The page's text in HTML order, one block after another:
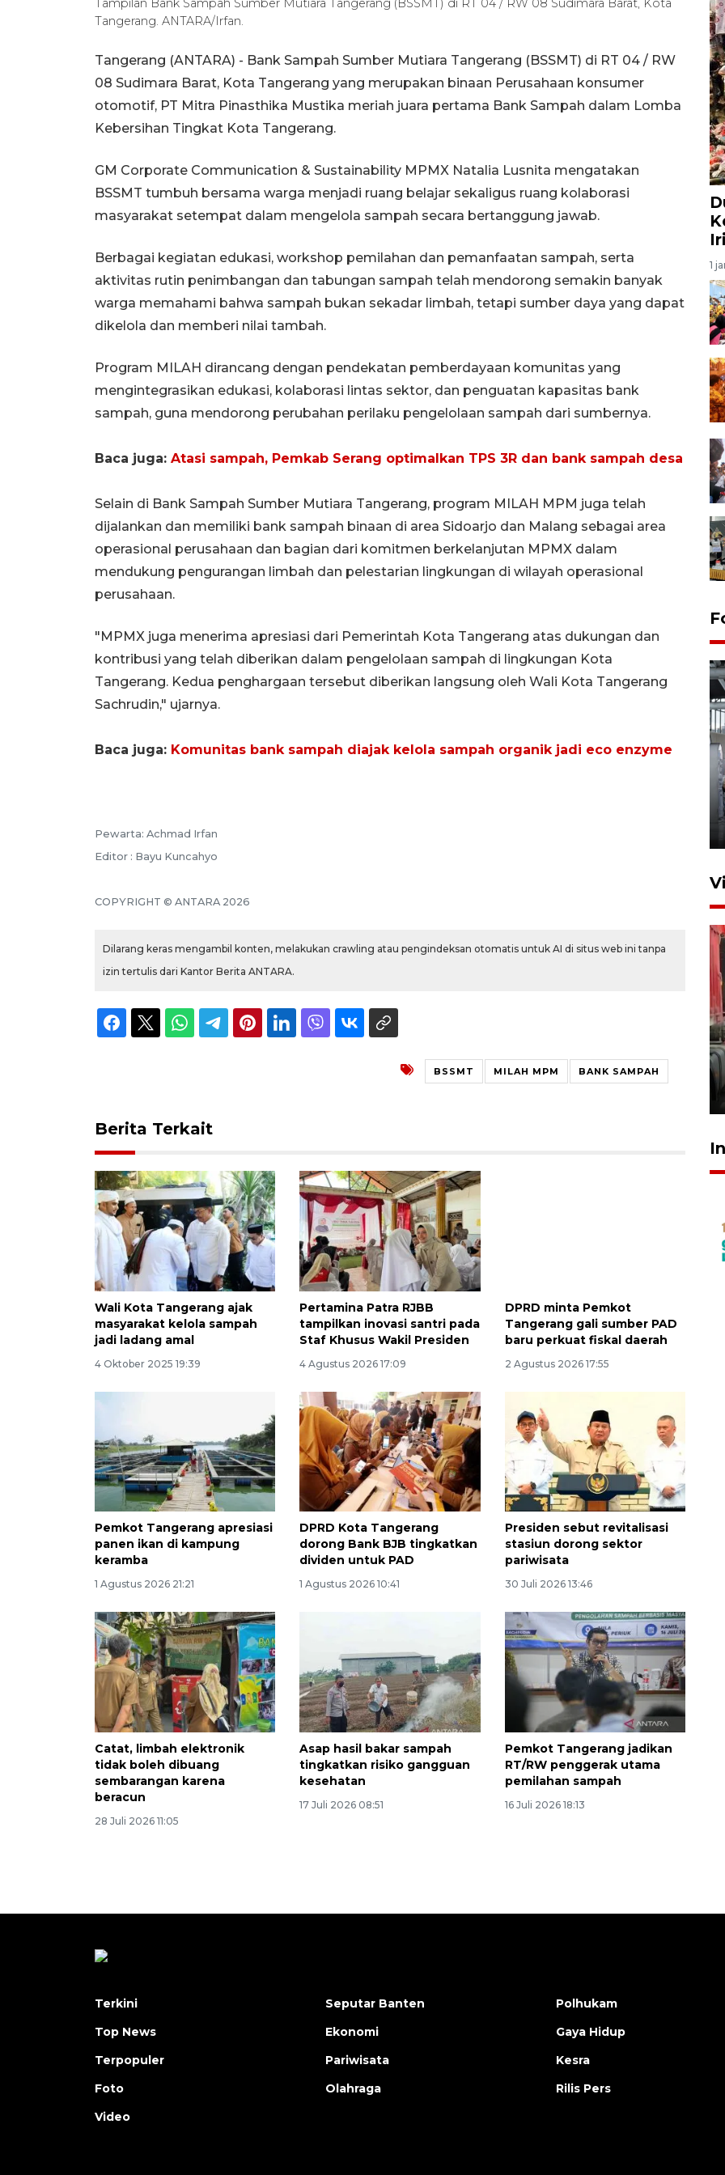
Tampilan Bank Sampah Sumber Mutiara Tangerang (BSSMT) di RT 04 / RW 08 Sudimara Barat, Kota
Tangerang. ANTARA/Irfan.
Tangerang (ANTARA) - Bank Sampah Sumber Mutiara Tangerang (BSSMT) di RT 04 / RW
08 Sudimara Barat, Kota Tangerang yang merupakan binaan Perusahaan konsumer
otomotif, PT Mitra Pinasthika Mustika meriah juara pertama Bank Sampah dalam Lomba
Kebersihan Tingkat Kota Tangerang.
GM Corporate Communication & Sustainability MPMX Natalia Lusnita mengatakan
BSSMT tumbuh bersama warga menjadi ruang belajar sekaligus ruang kolaborasi
masyarakat setempat dalam mengelola sampah secara bertanggung jawab.
Berbagai kegiatan edukasi, workshop pemilahan dan pemanfaatan sampah, serta
aktivitas rutin penimbangan dan tabungan sampah telah mendorong semakin banyak
warga memahami bahwa sampah bukan sekadar limbah, tetapi sumber daya yang dapat
dikelola dan memberi nilai tambah.
Program MILAH dirancang dengan pendekatan pemberdayaan komunitas yang
mengintegrasikan edukasi, kolaborasi lintas sektor, dan penguatan kapasitas bank
sampah, guna mendorong perubahan perilaku pengelolaan sampah dari sumbernya.
Baca juga: Atasi sampah, Pemkab Serang optimalkan TPS 3R dan bank sampah desa
Selain di Bank Sampah Sumber Mutiara Tangerang, program MILAH MPM juga telah
dijalankan dan memiliki bank sampah binaan di area Sidoarjo dan Malang sebagai area
operasional perusahaan dan bagian dari komitmen berkelanjutan MPMX dalam
mendukung pengurangan limbah dan pelestarian lingkungan di wilayah operasional
perusahaan.
"MPMX juga menerima apresiasi dari Pemerintah Kota Tangerang atas dukungan dan
kontribusi yang telah diberikan dalam pengelolaan sampah di lingkungan Kota
Tangerang. Kedua penghargaan tersebut diberikan langsung oleh Wali Kota Tangerang
Sachrudin," ujarnya.
Baca juga: Komunitas bank sampah diajak kelola sampah organik jadi eco enzyme
Pewarta: Achmad Irfan
Editor : Bayu Kuncahyo
COPYRIGHT © ANTARA 2026
Dilarang keras mengambil konten, melakukan crawling atau pengindeksan otomatis untuk AI di situs web ini tanpa
izin tertulis dari Kantor Berita ANTARA.
BSSMT MILAH MPM BANK SAMPAH
Berita Terkait
Wali Kota Tangerang ajak
masyarakat kelola sampah
jadi ladang amal
4 Oktober 2025 19:39
Pertamina Patra RJBB
tampilkan inovasi santri pada
Staf Khusus Wakil Presiden
4 Agustus 2026 17:09
DPRD minta Pemkot
Tangerang gali sumber PAD
baru perkuat fiskal daerah
2 Agustus 2026 17:55
Pemkot Tangerang apresiasi
panen ikan di kampung
keramba
1 Agustus 2026 21:21
DPRD Kota Tangerang
dorong Bank BJB tingkatkan
dividen untuk PAD
1 Agustus 2026 10:41
Presiden sebut revitalisasi
stasiun dorong sektor
pariwisata
30 Juli 2026 13:46
Catat, limbah elektronik
tidak boleh dibuang
sembarangan karena
beracun
28 Juli 2026 11:05
Asap hasil bakar sampah
tingkatkan risiko gangguan
kesehatan
17 Juli 2026 08:51
Pemkot Tangerang jadikan
RT/RW penggerak utama
pemilahan sampah
16 Juli 2026 18:13
1
maritim
Vaksin HPV untuk siswa laki-
laki
2026-08-06 06:30:00
Terkini
Top News
Terpopuler
Foto
Video
Seputar Banten
Ekonomi
Pariwisata
Olahraga
Polhukam
Gaya Hidup
Kesra
Rilis Pers